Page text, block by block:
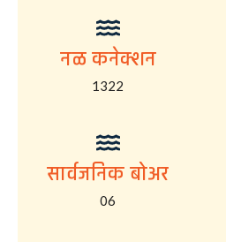
नळ कनेक्शन
1322
सार्वजनिक बोअर
06